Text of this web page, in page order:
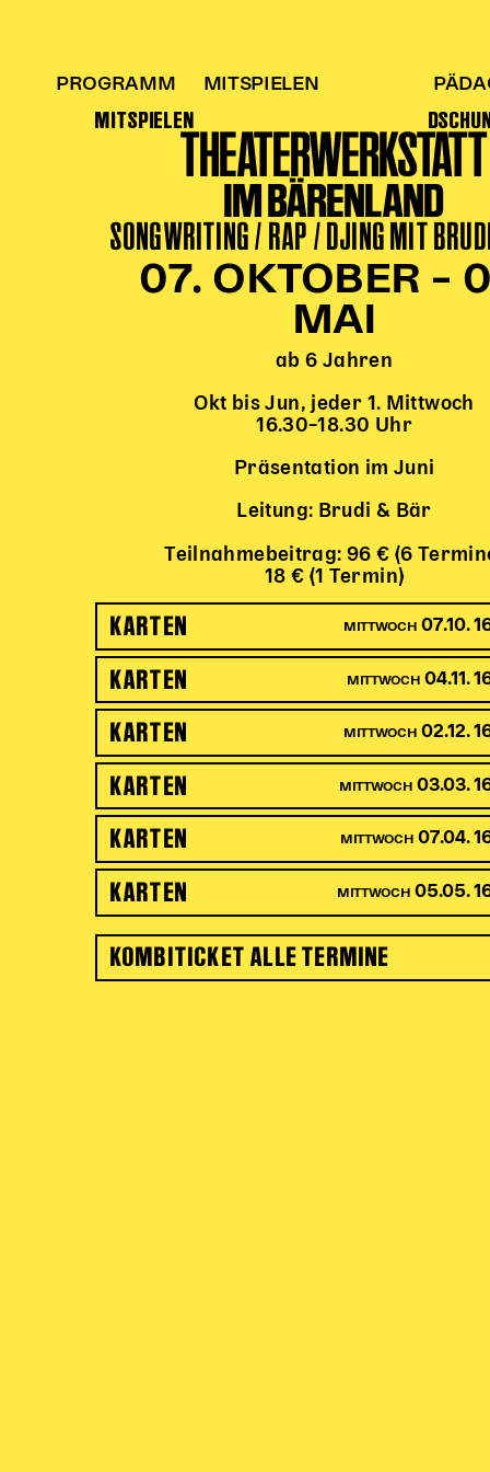
PROGRAMM MITSPIELEN
MITSPIELEN
THEATERWERKSTATT
IM BÄRENLAND
SONGWRITING / RAP / DJING MIT
07. OKTOBER –
MAI
ab 6 Jahren
Okt bis Jun, jeder 1. Mittwoch
16.30–18.30 Uhr
Präsentation im Juni
Leitung: Brudi & Bär
Teilnahmebeitrag: 96 € (6
18 € (1 Termin)
KARTEN MITTWOCH 07.10.
KARTEN MITTWOCH 04.11.
KARTEN MITTWOCH 02.12.
KARTEN MITTWOCH 03.03.
KARTEN MITTWOCH 07.04.
KARTEN MITTWOCH 05.05.
KOMBITICKET ALLE TERMINE